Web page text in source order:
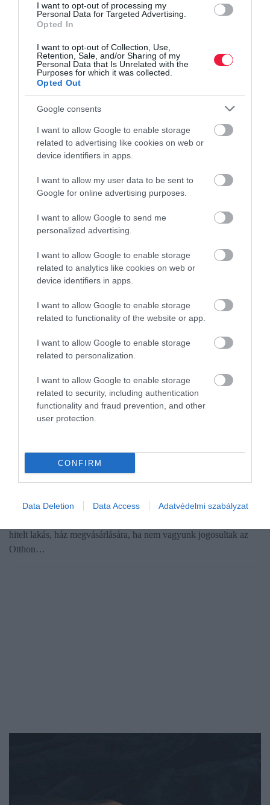
I want to opt-out of processing my
Personal Data for Targeted Advertising.
Opted In
I want to opt-out of Collection, Use,
Retention, Sale, and/or Sharing of my
Personal Data that Is Unrelated with the
Purposes for which it was collected.
Opted Out
Google consents
I want to allow Google to enable storage
related to advertising like cookies on web or
device identifiers in apps.
I want to allow my user data to be sent to
Google for online advertising purposes.
I want to allow Google to send me
personalized advertising.
I want to allow Google to enable storage
related to analytics like cookies on web or
device identifiers in apps.
I want to allow Google to enable storage
related to functionality of the website or app.
I want to allow Google to enable storage
related to personalization.
I want to allow Google to enable storage
related to security, including authentication
functionality and fraud prevention, and other
user protection.
CONFIRM
Data Deletion Data Access Adatvédelmi szabályzat
Így vettünk fel hitelt áprilisban
Otthon Start lakáshitel bank pénzügyek
Újabb bank vágott a kamaton, ennyiért kapunk
most lakáshitelt
A CIB Bank is csökkentett bizonyos lakáshitel-termékei kamatain,
hitelt lakás, ház megvásárlására, ha nem vagyunk jogosultak az
Otthon…